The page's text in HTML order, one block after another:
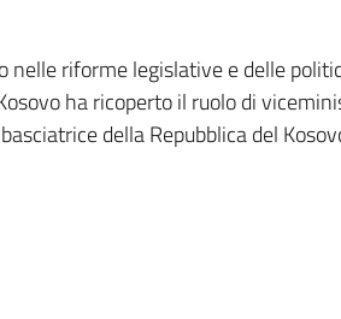
nelle riforme legislative e delle
ha ricoperto il ruolo di
della Repubblica del